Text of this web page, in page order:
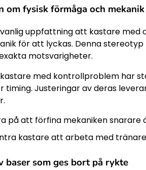
om fysisk förmåga och mekanik
uppfattning att kastare med
för att lyckas. Denna
motsvarigheter.
med kontrollproblem har
timing. Justeringar av deras
på att förfina mekaniken
kastare att arbeta med
baser som ges bort på rykte